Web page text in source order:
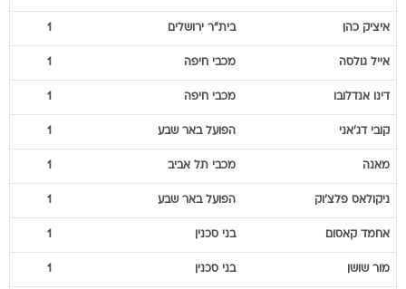
איציק כהן בית"ר ירושלים 1
אייל גולסה מכבי חיפה 1
דינו אנדלובו מכבי חיפה 1
קובי דג'אני הפועל באר שבע 1
מאנה מכבי תל אביב 1
ניקולאס פלצ'וק הפועל באר שבע 1
אחמד קאסום בני סכנין 1
מור שושן בני סכנין 1